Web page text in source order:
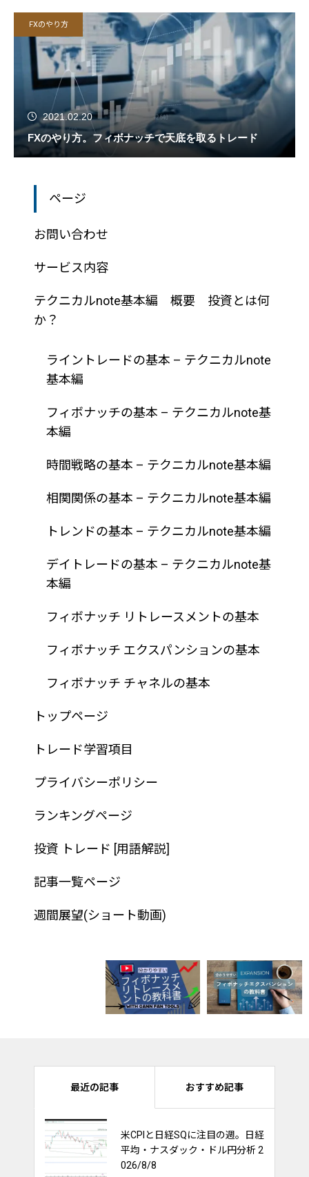
FXのやり方
2021.02.20
FXのやり方。フィボナッチで天底を取るトレード
ページ
お問い合わせ
サービス内容
テクニカルnote基本編 概要 投資とは何
か？
ライントレードの基本 – テクニカルnote
基本編
フィボナッチの基本 – テクニカルnote基
本編
時間戦略の基本 – テクニカルnote基本編
相関関係の基本 – テクニカルnote基本編
トレンドの基本 – テクニカルnote基本編
デイトレードの基本 – テクニカルnote基
本編
フィボナッチ リトレースメントの基本
フィボナッチ エクスパンションの基本
フィボナッチ チャネルの基本
トップページ
トレード学習項目
プライバシーポリシー
ランキングページ
投資 トレード [用語解説]
記事一覧ページ
週間展望(ショート動画)
最近の記事 おすすめ記事
米CPIと日経SQに注目の週。日経
平均・ナスダック・ドル円分析 2
026/8/8
ナスダック100は持ち合いを維持
出来るか？他市場への影響多
大！